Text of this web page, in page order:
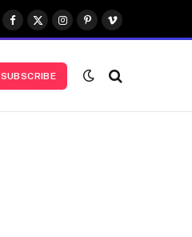
Facebook
X
(Twitter)
Instagram
Pinterest
Vimeo
SUBSCRIBE